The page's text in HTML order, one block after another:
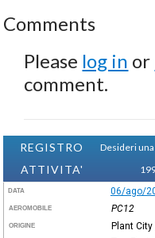
Comments
Please log in or
comment.
REGISTRO
ATTIVITA'
Desideri
DATA 06/ago/
AEROMOBILE PC12
ORIGINE Plant City